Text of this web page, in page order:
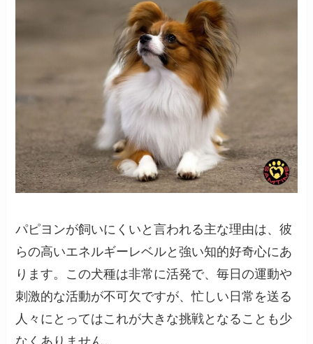
パピヨンが飼いにくいと言われる主な理由は、彼
らの高いエネルギーレベルと強い知的好奇心にあ
ります。この犬種は非常に活発で、毎日の運動や
刺激的な活動が不可欠ですが、忙しい日常を送る
人々にとってはこれが大きな挑戦となることも少
なくありません。